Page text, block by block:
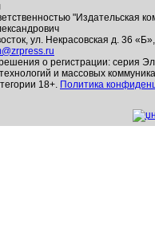
"Издательская
ул. Некрасовская д. 36
о регистрации: серия
и массовых
18+. Политика